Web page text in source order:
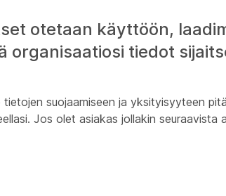
otetaan käyttöön,
organisaatiosi tiedot
suojaamiseen ja yksityisyyteen
Jos olet asiakas jollakin